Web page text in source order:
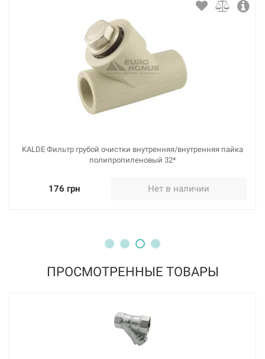
KALDE Фильтр грубой очистки внутренняя/внутренняя пайка
полипропиленовый 32*
176 грн Нет в наличии
ПРОСМОТРЕННЫЕ ТОВАРЫ